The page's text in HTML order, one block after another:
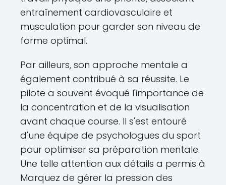
entraînement cardiovasculaire et
musculation pour garder son niveau de
forme optimal.
Par ailleurs, son approche mentale a
également contribué à sa réussite. Le
pilote a souvent évoqué l'importance de
la concentration et de la visualisation
avant chaque course. Il s'est entouré
d'une équipe de psychologues du sport
pour optimiser sa préparation mentale.
Une telle attention aux détails a permis à
Marquez de gérer la pression des